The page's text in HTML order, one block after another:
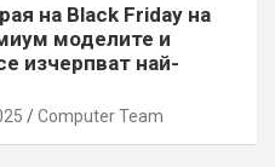
на Black Friday на
моделите и
изчерпват най-
Computer Team